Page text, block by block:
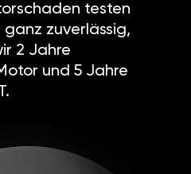
testen
ganz zuverlässig,
2 Jahre
und 5 Jahre